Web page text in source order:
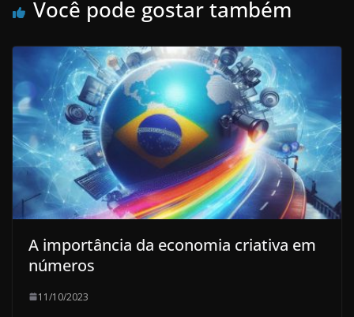
Você pode gostar também
A importância da economia criativa em
números
11/10/2023